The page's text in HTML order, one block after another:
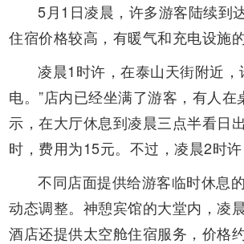
5月1日凌晨，许多游客陆续到
住宿价格较高，有暖气和充电设施
凌晨1时许，在泰山天街附近
电。”店内已经坐满了游客，有人
示，在大厅休息到凌晨三点半看日
时，费用为15元。不过，凌晨2时许
不同店面提供给游客临时休息
动态调整。神憩宾馆的大堂内，凌
酒店还提供太空舱住宿服务，价格